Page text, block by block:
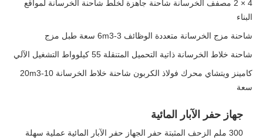
4 × 2 مصفف الخرسانة شاحنة جاهزة لخلط شاحنة الخرسانة لمواقع
البناء
شاحنة مزج الخرسانة متعددة الوظائف 3-6m3 سعة طبل مزج
شاحنة خلاط الخرسانة ذاتية التحميل المتنقلة 55 كيلوواط التشغيل الآلي
كامينز ويتشاي محرك فولاذ الكربون شاحنة خلاط الخرسانة 10-20m3
سعة
جهاز حفر الآبار المائية
300 ملم الزحف المثبتة حفر الجهاز حفر الآبار المائية عملية سهلة